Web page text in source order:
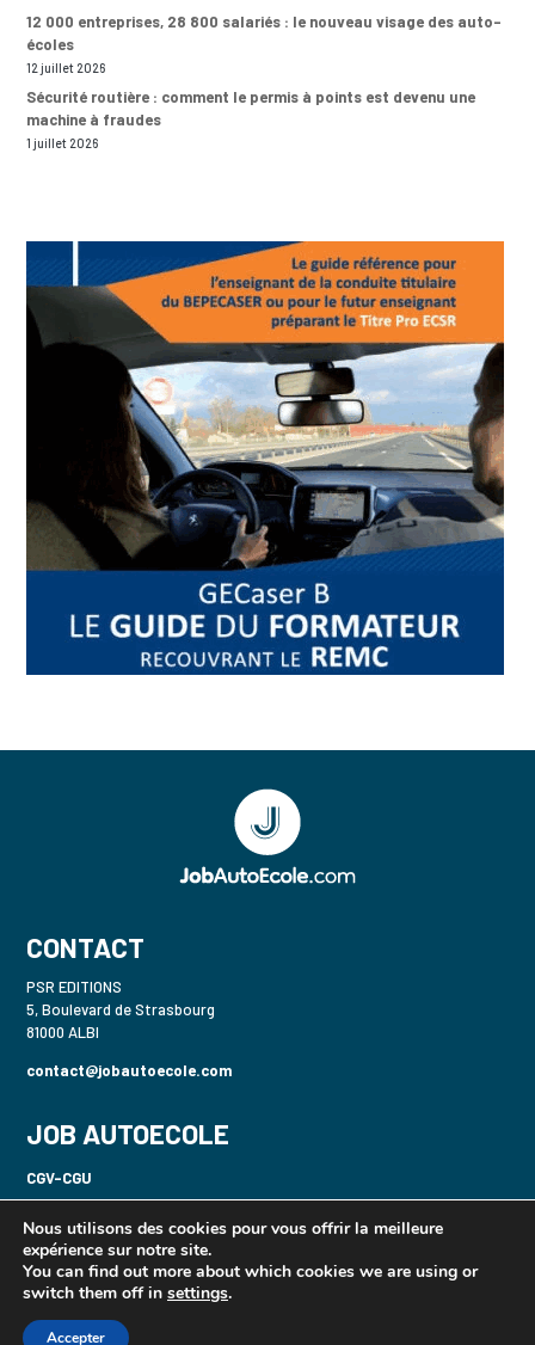
12 000 entreprises, 28 800 salariés : le nouveau visage des auto-
écoles
12 juillet 2026
Sécurité routière : comment le permis à points est devenu une
machine à fraudes
1 juillet 2026
CONTACT
PSR EDITIONS
5, Boulevard de Strasbourg
81000 ALBI
contact@jobautoecole.com
JOB AUTOECOLE
CGV-CGU
Mentions légales
Gecaser B / 2 Roues
Nous utilisons des cookies pour vous offrir la meilleure
expérience sur notre site.
You can find out more about which cookies we are using or
switch them off in settings.
Accepter